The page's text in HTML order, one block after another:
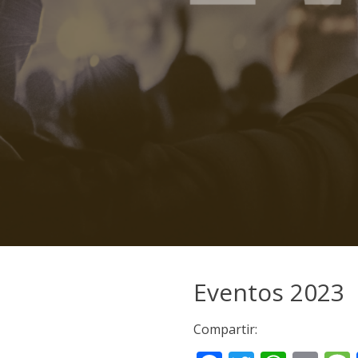
Eventos 2023
Compartir: